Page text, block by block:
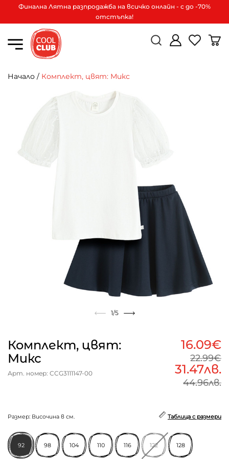
Финална Лятна разпродажба на всичко онлайн - с до -70%
отстъпка!
Начало / Комплект, цвят: Микс
1/5
Комплект, цвят:
Микс
Арт. номер: CCG3111147-00
16.09€
22.99€
31.47лв.
44.96лв.
Размер: Височина в см. Таблица с размери
92 98 104 110 116 122 128